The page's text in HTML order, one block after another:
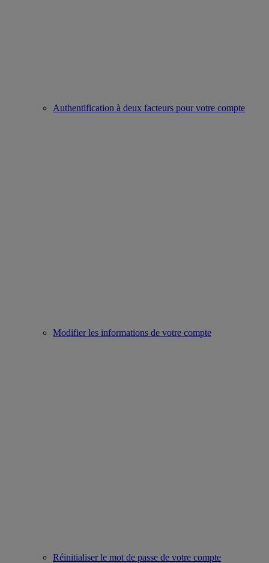
Authentification à deux facteurs pour votre compte
Modifier les informations de votre compte
Réinitialiser le mot de passe de votre compte